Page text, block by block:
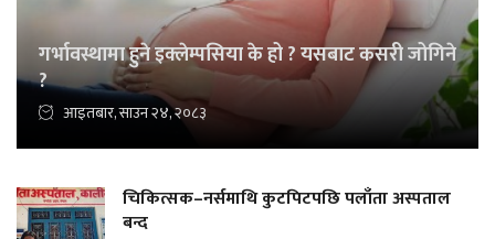
गर्भावस्थामा हुने इक्लेम्पसिया के हो ? यसबाट कसरी जोगिने
?
आइतबार, साउन २४, २०८३
चिकित्सक–नर्समाथि कुटपिटपछि पलाँता अस्पताल
बन्द